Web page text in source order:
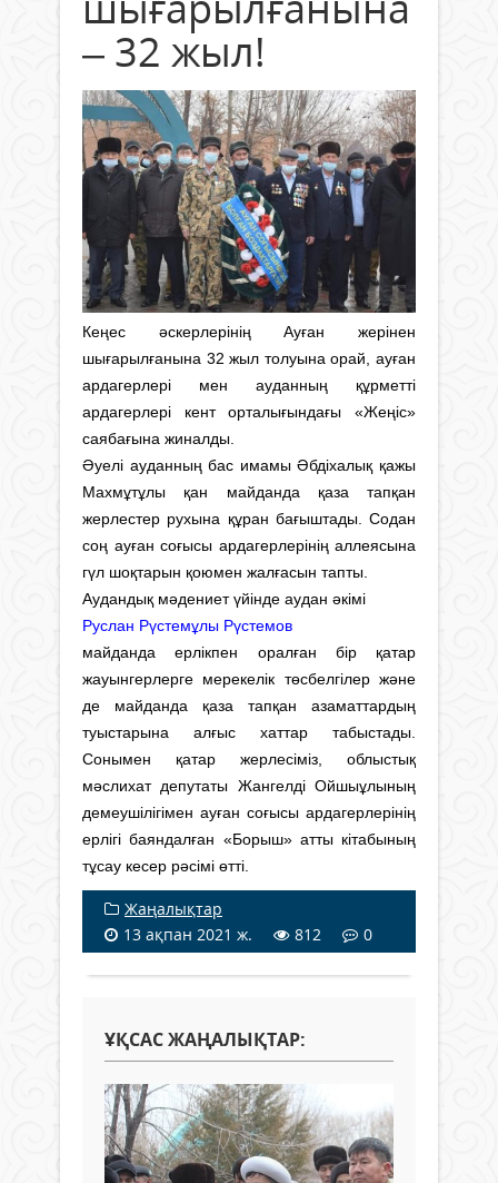
– 32 жыл!
Кеңес әскерлерінің Ауған жерінен
шығарылғанына 32 жыл толуына орай, ауған
ардагерлері мен ауданның құрметті
ардагерлері кент орталығындағы «Жеңіс»
саябағына жиналды.
Әуелі ауданның бас имамы Әбдіхалық қажы
Махмұтұлы қан майданда қаза тапқан
жерлестер рухына құран бағыштады. Содан
соң ауған соғысы ардагерлерінің аллеясына
гүл шоқтарын қоюмен жалғасын тапты.
Аудандық мәдениет үйінде аудан әкімі
Руслан Рүстемұлы Рүстемов
майданда ерлікпен оралған бір қатар
жауынгерлерге мерекелік төсбелгілер және
де майданда қаза тапқан азаматтардың
туыстарына алғыс хаттар табыстады.
Сонымен қатар жерлесіміз, облыстық
мәслихат депутаты Жангелді Ойшыұлының
демеушілігімен ауған соғысы ардагерлерінің
ерлігі баяндалған «Борыш» атты кітабының
тұсау кесер рәсімі өтті.
Жаңалықтар
13 ақпан 2021 ж.
812 0
ҰҚСАС ЖАҢАЛЫҚТАР: